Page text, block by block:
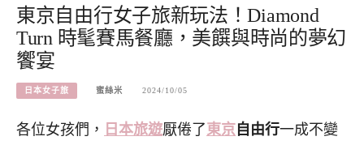
東京自由行女子旅新玩法！Diamond
Turn 時髦賽馬餐廳，美饌與時尚的夢幻
饗宴
日本女子旅 蜜絲米 2024/10/05
各位女孩們， 日本旅遊厭倦了東京 自由行一成不變